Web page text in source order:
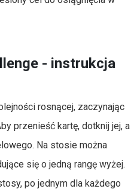
- instrukcja
rosnącej, zaczynając
przenieść kartę, dotknij jej, a
Na stosie można
się o jedną rangę wyżej.
po jednym dla każdego